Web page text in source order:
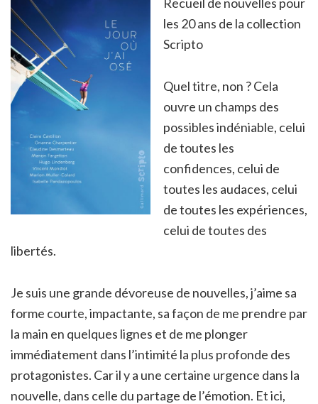
les 20 ans de la collection
Scripto
Quel titre, non ? Cela
ouvre un champs des
possibles indéniable, celui
de toutes les
confidences, celui de
toutes les audaces, celui
de toutes les expériences,
celui de toutes des
libertés.
Je suis une grande dévoreuse de nouvelles, j’aime sa
forme courte, impactante, sa façon de me prendre par
la main en quelques lignes et de me plonger
immédiatement dans l’intimité la plus profonde des
protagonistes. Car il y a une certaine urgence dans la
nouvelle, dans celle du partage de l’émotion. Et ici,